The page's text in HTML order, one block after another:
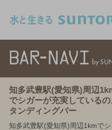
知多武豊駅(愛知県)周辺
でシガーが充実しているの
タンディングバー
知多武豊駅(愛知県)周辺1kmで